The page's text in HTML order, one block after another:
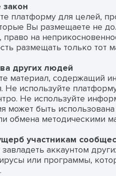
платформу для целей,
Вы размещаете не
право на
размещать только тот
других людей
материал, содержащий
Не используйте
Не используйте
может быть
обмена методическими
участникам
аккаунтом
или программы,